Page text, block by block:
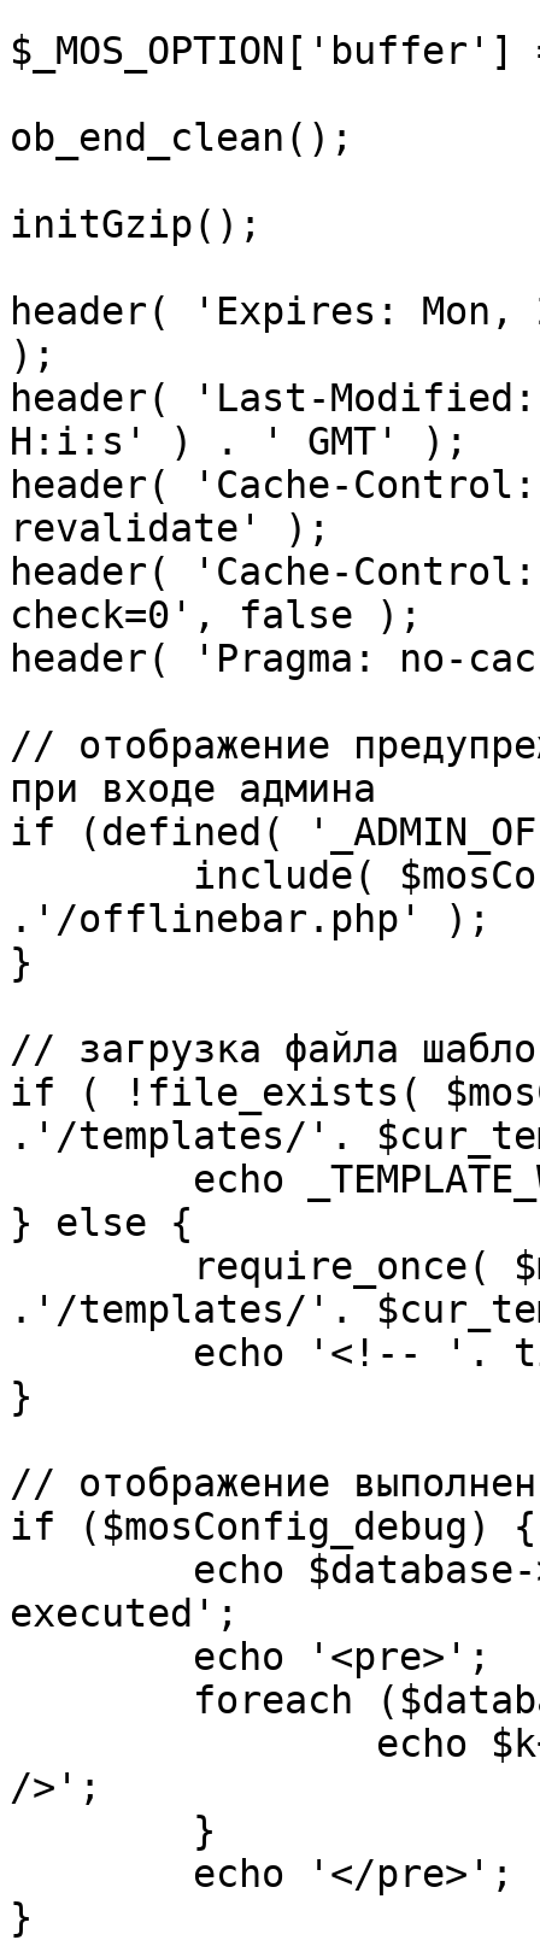
ob_end_clean();
initGzip();
header( 'Expires: Mon,
);
header( 'Last-
H:i:s' ) . ' GMT' );
header( 'Cache-
revalidate' );
header( 'Cache-
check=0', false );
header( 'Pragma: no-
// отображение
при входе админа
if (defined(
.'/offlinebar.php' );
}
// загрузка файла
if ( !file_exists(
.'/templates/'.
} else {
.'/templates/'.
}
// отображение
if ($mosConfig_debug) {
executed';
/>';
}